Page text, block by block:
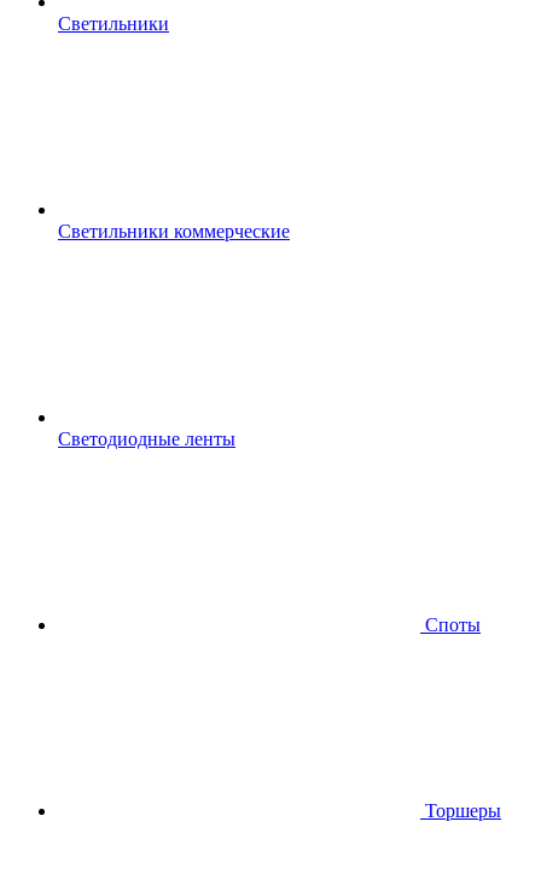
Светильники
Светильники коммерческие
Светодиодные ленты
Споты
Торшеры